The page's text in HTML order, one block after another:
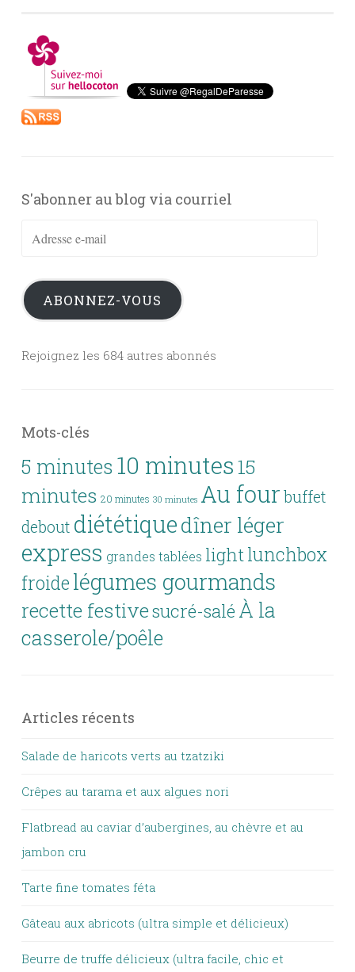
S'abonner au blog via courriel
Adresse
mail
ABONNEZ-VOUS
Rejoignez les 684 autres abonnés
Mots-clés
5 minutes 10 minutes15
minutes 20 minutes 30 minutes Au fourbuffet
debout diététiquedîner léger
express grandes tablées lightlunchbox
froide légumes gourmands
recette festivesucré-salé À la
casserole/poêle
Articles récents
Salade de haricots verts au tzatziki
Crêpes au tarama et aux algues nori
Flatbread au caviar d’aubergines, au chèvre et au
jambon cru
Tarte fine tomates féta
Gâteau aux abricots (ultra simple et délicieux)
Beurre de truffe délicieux (ultra facile, chic et